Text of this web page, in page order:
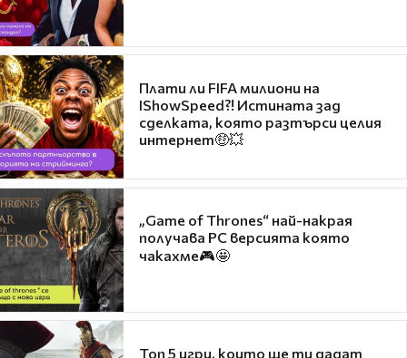
Плати ли FIFA милиони на
IShowSpeed?! Истината зад
сделката, която разтърси целия
интернет🤑💥
„Game of Thrones“ най-накрая
получава PC версията която
чакахме🎮🤩
Топ 5 игри, които ще ти дадат